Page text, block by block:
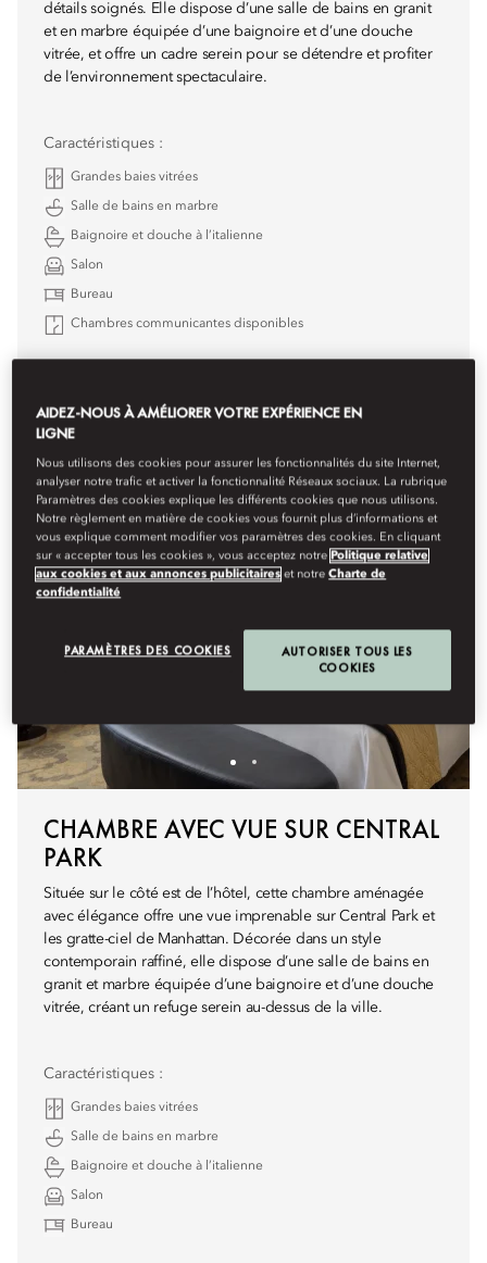
détails soignés. Elle dispose d’une salle de bains en granit
et en marbre équipée d’une baignoire et d’une douche
vitrée, et offre un cadre serein pour se détendre et profiter
de l’environnement spectaculaire.
Caractéristiques :
Grandes baies vitrées
Salle de bains en marbre
Baignoire et douche à l’italienne
Salon
Bureau
Chambres communicantes disponibles
Détails
CHAMBRE AVEC VUE SUR CENTRAL
PARK
Située sur le côté est de l’hôtel, cette chambre aménagée
avec élégance offre une vue imprenable sur Central Park et
les gratte-ciel de Manhattan. Décorée dans un style
contemporain raffiné, elle dispose d’une salle de bains en
granit et marbre équipée d’une baignoire et d’une douche
vitrée, créant un refuge serein au-dessus de la ville.
Caractéristiques :
Grandes baies vitrées
Salle de bains en marbre
Baignoire et douche à l’italienne
Salon
Bureau
AIDEZ-NOUS À AMÉLIORER VOTRE EXPÉRIENCE EN
LIGNE
Nous utilisons des cookies pour assurer les fonctionnalités du site Internet,
analyser notre trafic et activer la fonctionnalité Réseaux sociaux. La rubrique
Paramètres des cookies explique les différents cookies que nous utilisons.
Notre règlement en matière de cookies vous fournit plus d’informations et
vous explique comment modifier vos paramètres des cookies. En cliquant
sur « accepter tous les cookies », vous acceptez notrePolitique relative
aux cookies et aux annonces publicitaires et notreCharte de
confidentialité
PARAMÈTRES DES COOKIES
AUTORISER TOUS LES
COOKIES